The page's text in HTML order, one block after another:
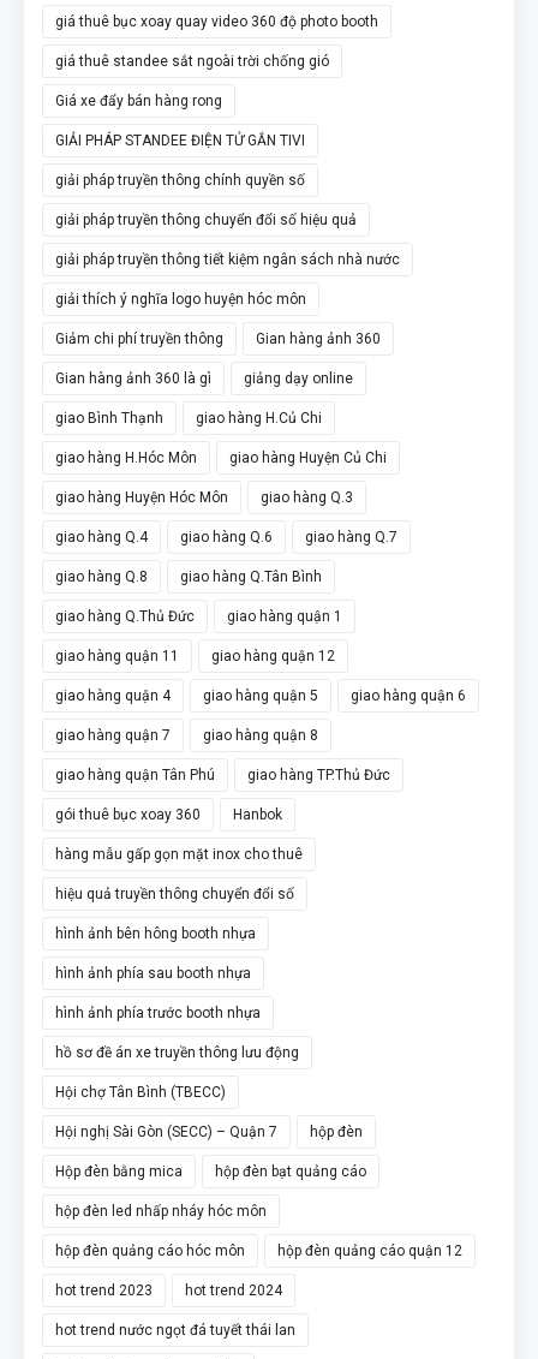
giá thuê bục xoay quay video 360 độ photo booth
giá thuê standee sắt ngoài trời chống gió
Giá xe đẩy bán hàng rong
GIẢI PHÁP STANDEE ĐIỆN TỬ GẮN TIVI
giải pháp truyền thông chính quyền số
giải pháp truyền thông chuyển đổi số hiệu quả
giải pháp truyền thông tiết kiệm ngân sách nhà nước
giải thích ý nghĩa logo huyện hóc môn
Giảm chi phí truyền thông Gian hàng ảnh 360
Gian hàng ảnh 360 là gì giảng dạy online
giao Bình Thạnh giao hàng H.Củ Chi
giao hàng H.Hóc Môn giao hàng Huyện Củ Chi
giao hàng Huyện Hóc Môn giao hàng Q.3
giao hàng Q.4 giao hàng Q.6 giao hàng Q.7
giao hàng Q.8 giao hàng Q.Tân Bình
giao hàng Q.Thủ Đức giao hàng quận 1
giao hàng quận 11 giao hàng quận 12
giao hàng quận 4 giao hàng quận 5 giao hàng quận 6
giao hàng quận 7 giao hàng quận 8
giao hàng quận Tân Phú giao hàng TP.Thủ Đức
gói thuê bục xoay 360 Hanbok
hàng mẫu gấp gọn mặt inox cho thuê
hiệu quả truyền thông chuyển đổi số
hình ảnh bên hông booth nhựa
hình ảnh phía sau booth nhựa
hình ảnh phía trước booth nhựa
hồ sơ đề án xe truyền thông lưu động
Hội chợ Tân Bình (TBECC)
Hội nghị Sài Gòn (SECC) – Quận 7 hộp đèn
Hộp đèn bằng mica hộp đèn bạt quảng cáo
hộp đèn led nhấp nháy hóc môn
hộp đèn quảng cáo hóc môn hộp đèn quảng cáo quận 12
hot trend 2023 hot trend 2024
hot trend nước ngọt đá tuyết thái lan